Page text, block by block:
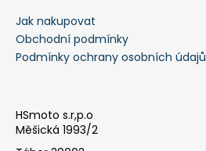
Jak nakupovat
Obchodní podmínky
Podmínky ochrany osobních údajů
HSmoto s.r,p.o
Měšická 1993/2